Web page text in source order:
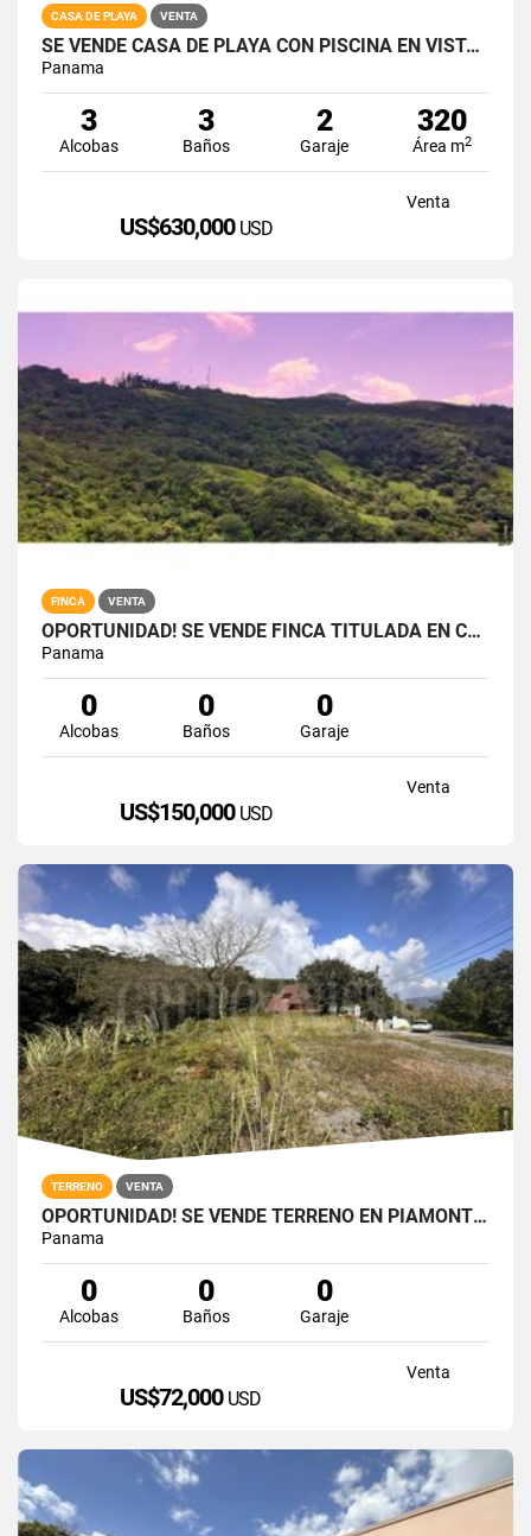
CASA DE PLAYA VENTA
SE VENDE CASA DE PLAYA CON PISCINA EN VISTAMAR SAN CARLOS
Panama
3
Alcobas
3
Baños
2
Garaje
320
Área m2
Venta
US$630,000 USD
FINCA VENTA
OPORTUNIDAD! SE VENDE FINCA TITULADA EN CAMPANA
Panama
0
Alcobas
0
Baños
0
Garaje
Venta
US$150,000 USD
TERRENO VENTA
OPORTUNIDAD! SE VENDE TERRENO EN PIAMONTE, ALTOS DEL MARIA
Panama
0
Alcobas
0
Baños
0
Garaje
Venta
US$72,000 USD